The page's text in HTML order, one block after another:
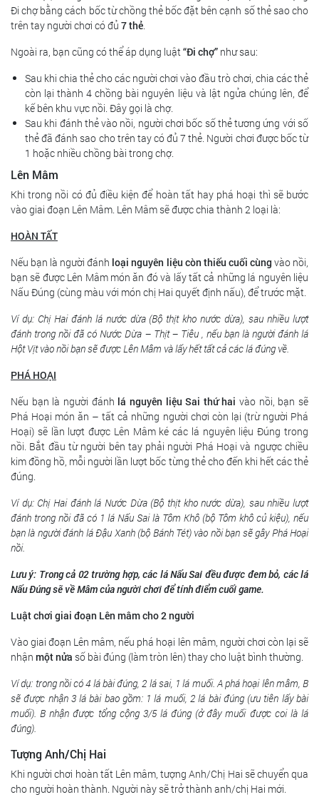
Đi chợ bằng cách bốc từ chồng thẻ bốc đặt bên cạnh số thẻ sao cho
trên tay người chơi có đủ 7 thẻ.
Ngoài ra, bạn cũng có thể áp dụng luật“Đi chợ” như sau:
Sau khi chia thẻ cho các người chơi vào đầu trò chơi, chia các thẻ
còn lại thành 4 chồng bài nguyên liệu và lật ngửa chúng lên, để
kế bên khu vực nồi. Đây gọi là chợ.
Sau khi đánh thẻ vào nồi, người chơi bốc số thẻ tương ứng với số
thẻ đã đánh sao cho trên tay có đủ 7 thẻ. Người chơi được bốc từ
1 hoặc nhiều chồng bài trong chợ.
Lên Mâm
Khi trong nồi có đủ điều kiện để hoàn tất hay phá hoại thì sẽ bước
vào giai đoạn Lên Mâm. Lên Mâm sẽ được chia thành 2 loại là:
HOÀN TẤT
Nếu bạn là người đánh loại nguyên liệu còn thiếu cuối cùng vào nồi,
bạn sẽ được Lên Mâm món ăn đó và lấy tất cả những lá nguyên liệu
Nấu Đúng (cùng màu với món chị Hai quyết định nấu), để trước mặt.
Ví dụ: Chị Hai đánh lá nước dừa (Bộ thịt kho nước dừa), sau nhiều lượt
đánh trong nồi đã có Nước Dừa – Thịt – Tiêu , nếu bạn là người đánh lá
Hột Vịt vào nồi bạn sẽ được Lên Mâm và lấy hết tất cả các lá đúng về.
PHÁ HOẠI
Nếu bạn là người đánh lá nguyên liệu Sai thứ hai vào nồi, bạn sẽ
Phá Hoại món ăn – tất cả những người chơi còn lại (trừ người Phá
Hoại) sẽ lần lượt được Lên Mâm ké các lá nguyên liệu Đúng trong
nồi. Bắt đầu từ người bên tay phải người Phá Hoại và ngược chiều
kim đồng hồ, mỗi người lần lượt bốc từng thẻ cho đến khi hết các thẻ
đúng.
Ví dụ: Chị Hai đánh lá Nước Dừa (Bộ thịt kho nước dừa), sau nhiều lượt
đánh trong nồi đã có 1 lá Nấu Sai là Tôm Khô (bộ Tôm khô củ kiệu), nếu
bạn là người đánh lá Đậu Xanh (bộ Bánh Tét) vào nồi bạn sẽ gây Phá Hoại
nồi.
Lưu ý: Trong cả 02 trường hợp, các lá Nấu Sai đều được đem bỏ, các lá
Nấu Đúng sẽ về Mâm của người chơi để tính điểm cuối game.
Luật chơi giai đoạn Lên mâm cho 2 người
Vào giai đoạn Lên mâm, nếu phá hoại lên mâm, người chơi còn lại sẽ
nhận một nửa số bài đúng (làm tròn lên) thay cho luật bình thường.
Ví dụ: trong nồi có 4 lá bài đúng, 2 lá sai, 1 lá muối. A phá hoại lên mâm, B
sẽ được nhận 3 lá bài bao gồm: 1 lá muối, 2 lá bài đúng (ưu tiên lấy bài
muối). B nhận được tổng cộng 3/5 lá đúng (ở đây muối được coi là lá
đúng).
Tượng Anh/Chị Hai
Khi người chơi hoàn tất Lên mâm, tượng Anh/Chị Hai sẽ chuyển qua
cho người hoàn thành. Người này sẽ trở thành anh/chị Hai mới.